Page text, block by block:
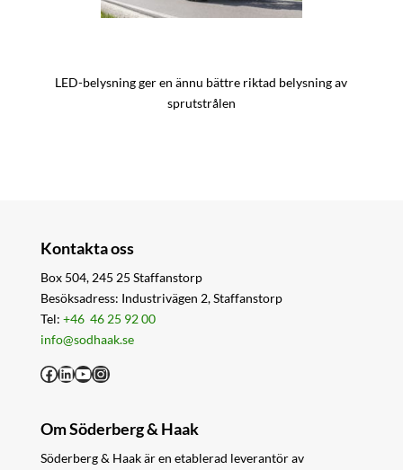
LED-belysning ger en ännu bättre riktad belysning av
sprutstrålen
Kontakta oss
Box 504, 245 25 Staffanstorp
Besöksadress: Industrivägen 2, Staffanstorp
Tel: +46 46 25 92 00
info@sodhaak.se
Facebook
LinkedIn
YouTube
Instagram
Om Söderberg & Haak
Söderberg & Haak är en etablerad leverantör av